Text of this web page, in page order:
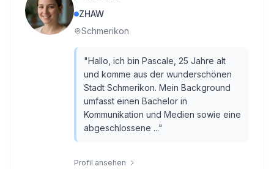
ZHAW
Schmerikon
"Hallo, ich bin Pascale, 25 Jahre alt
und komme aus der wunderschönen
Stadt Schmerikon. Mein Background
umfasst einen Bachelor in
Kommunikation und Medien sowie eine
abgeschlossene ..."
Profil ansehen